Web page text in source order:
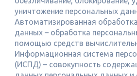
уничтожение персональных
Автоматизированная
данных – обработка
помощью средств
Информационная система
(ИСПД) – совокупность